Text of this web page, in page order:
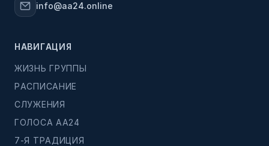
info@aa24.online
НАВИГАЦИЯ
ЖИЗНЬ ГРУППЫ
РАСПИСАНИЕ
СЛУЖЕНИЯ
ГОЛОСА АА24
7-Я ТРАДИЦИЯ